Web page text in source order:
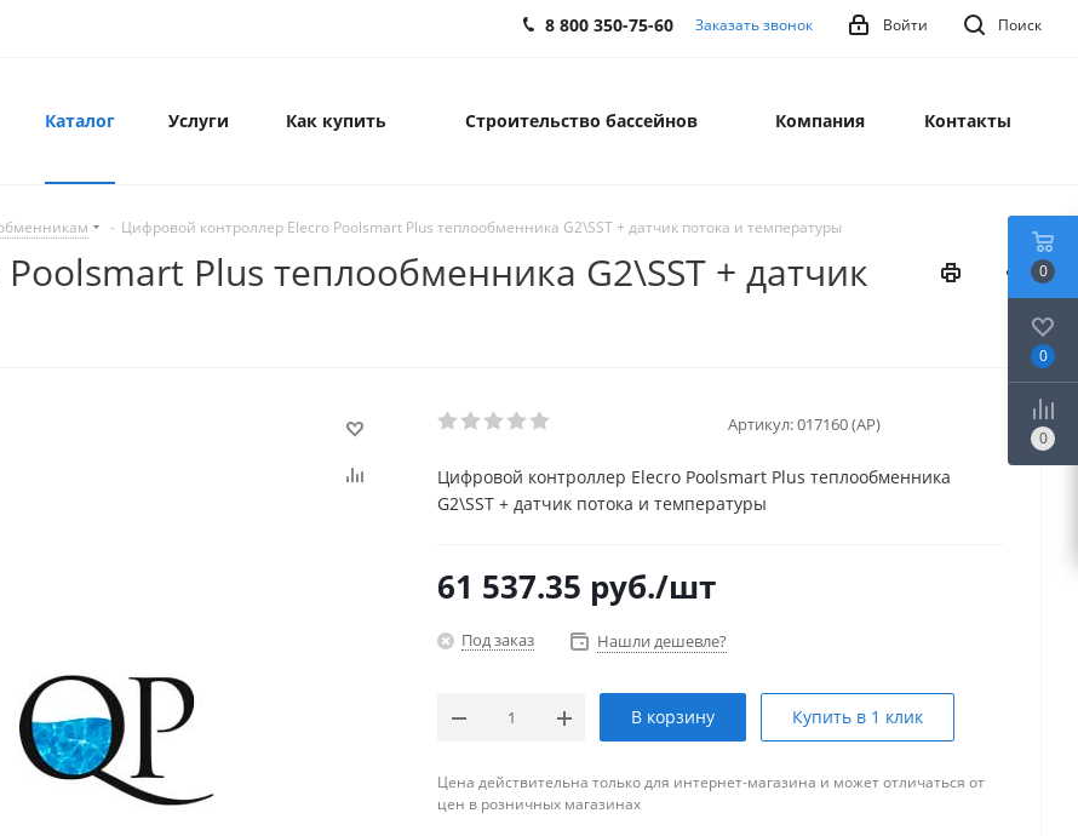
Поиск
Войти
8 800 350-75-60 Заказать звонок
Каталог Услуги Как купить Строительство бассейнов Компания Контакты
- Цифровой контроллер Elecro Poolsmart Plus теплообменника G2\SST + датчик потока и температуры
Plus теплообменника G2\SST + датчик
Артикул:017160 (AP)
Цифровой контроллер Elecro Poolsmart Plus теплообменника
G2\SST + датчик потока и температуры
61 537.35 руб./шт
Под заказ Нашли дешевле?
В корзину Купить в 1 клик
Цена действительна только для интернет-магазина и может отличаться от
цен в розничных магазинах
0
0
0